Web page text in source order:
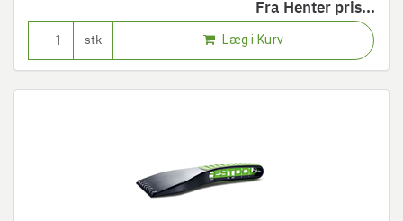
Fra Henter pris...
stk Læg i Kurv